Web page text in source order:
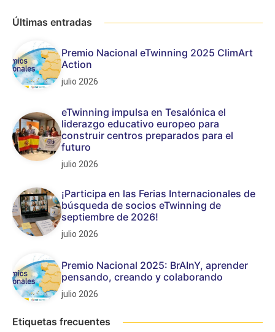
Últimas entradas
Premio Nacional eTwinning 2025 ClimArt
Action
julio 2026
eTwinning impulsa en Tesalónica el
liderazgo educativo europeo para
construir centros preparados para el
futuro
julio 2026
¡Participa en las Ferias Internacionales de
búsqueda de socios eTwinning de
septiembre de 2026!
julio 2026
Premio Nacional 2025: BrAInY, aprender
pensando, creando y colaborando
julio 2026
Etiquetas frecuentes